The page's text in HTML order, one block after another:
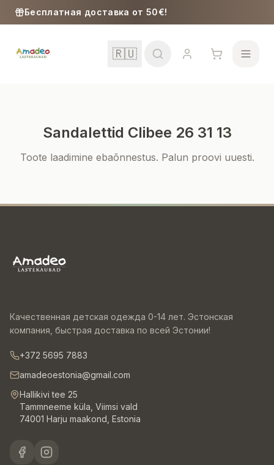
Skip to content
Бесплатная доставка от 50€!
🇷🇺
Малыши
Sandalettid Clibee 26 31 13
Toote laadimine ebaõnnestus. Palun proovi uuesti.
Качественная детская одежда 0-14 лет. Эстонская
компания, быстрая доставка по всей Эстонии!
+372 5695 7883
amadeoestonia@gmail.com
Hallikivi tee 25
Tammneeme küla, Viimsi vald
74001 Harju maakond, Estonia